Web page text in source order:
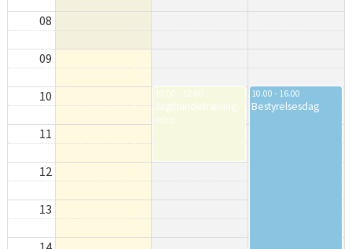
08
09
10
11
12
13
10.00 - 12.00
Jagthundetræning -
intro
10.00 - 16.00
Bestyrelsesdag